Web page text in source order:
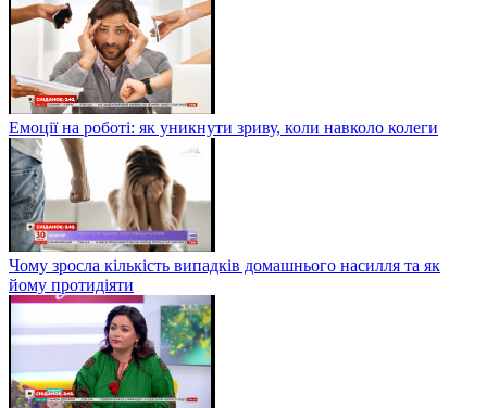
Емоції на роботі: як уникнути зриву, коли навколо колеги
Чому зросла кількість випадків домашнього насилля та як
йому протидіяти